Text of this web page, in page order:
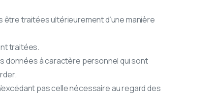
traitées ultérieurement d’une manière
traitées.
données à caractère personnel qui sont
pas celle nécessaire au regard des